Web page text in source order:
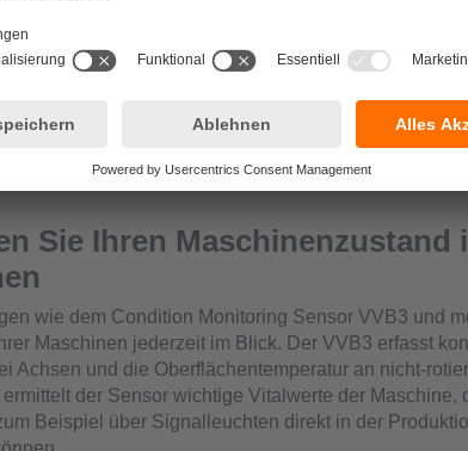
Sie Ihren Maschinenzustand
wie dem Condition Monitoring Sensor VVB3 und
Maschinen jederzeit im Blick. Der VVB3 erfasst
Achsen und die Oberflächentemperatur an nicht-
der Sensor wichtige Vitalwerte der Maschine,
Beispiel über Signalleuchten direkt in der